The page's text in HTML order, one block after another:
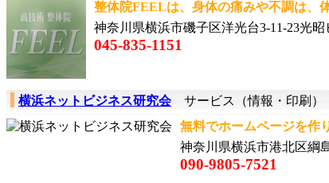
整体院FEELは、身体の痛みや不調は、
神奈川県横浜市磯子区洋光台3-11-23光昭
045-835-1151
横浜ネットビジネス研究会サービス（情報・印刷）
無料でホームページを作
神奈川県横浜市港北区綱
090-9805-7521